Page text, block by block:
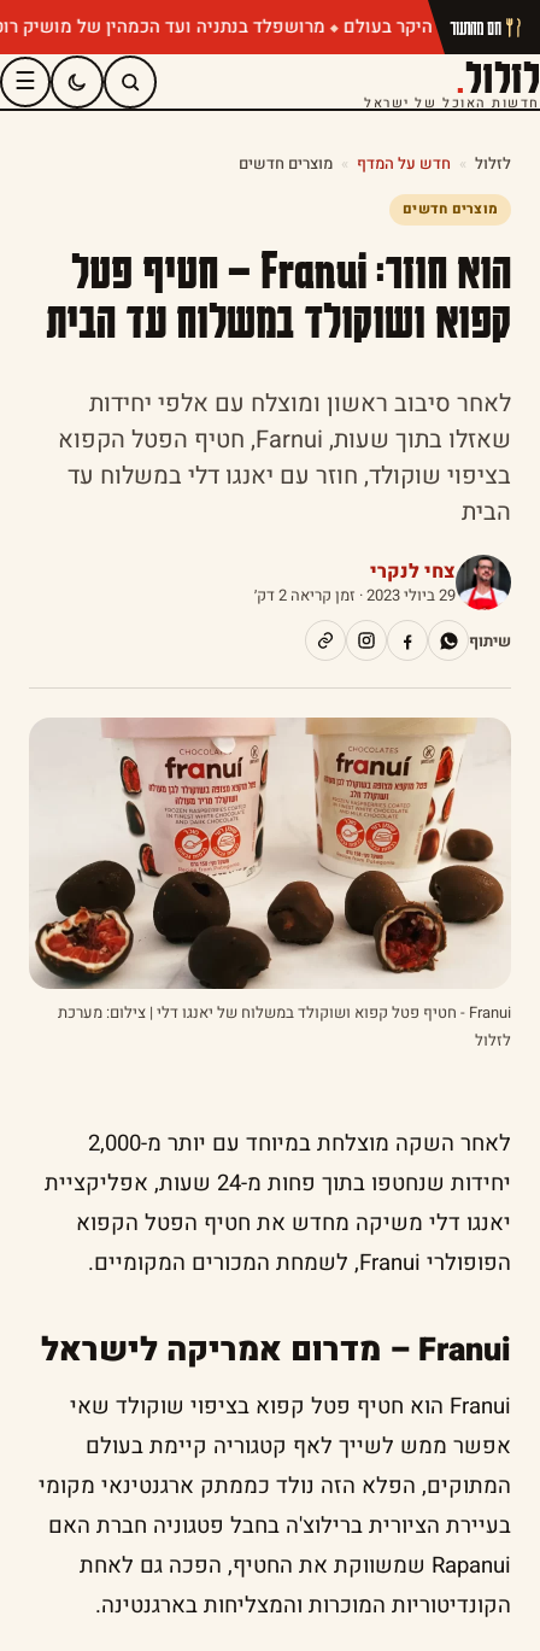
מרושפלד בנתניה ועד הכמהין של מושיק רוט: חם מהתנור
לזלול.
חדשות האוכל של ישראל
☰
לזלול » חדש על המדף » מוצרים חדשים
מוצרים חדשים
הוא חוזר: Franui – חטיף פטל
קפוא ושוקולד במשלוח עד הבית
לאחר סיבוב ראשון ומוצלח עם אלפי יחידות
שאזלו בתוך שעות, Farnui, חטיף הפטל הקפוא
בציפוי שוקולד, חוזר עם יאנגו דלי במשלוח עד
הבית
צחי לנקרי
29 ביולי 2023
· זמן קריאה 2 דק׳
שיתוף
Franui - חטיף פטל קפוא ושוקולד במשלוח של יאנגו דלי | צילום: מערכת
לזלול
לאחר השקה מוצלחת במיוחד עם יותר מ-2,000
יחידות שנחטפו בתוך פחות מ-24 שעות, אפליקציית
יאנגו דלי משיקה מחדש את חטיף הפטל הקפוא
הפופולרי Franui, לשמחת המכורים המקומיים.
Franui – מדרום אמריקה לישראל
Franui הוא חטיף פטל קפוא בציפוי שוקולד שאי
אפשר ממש לשייך לאף קטגוריה קיימת בעולם
המתוקים, הפלא הזה נולד כממתק ארגנטינאי מקומי
בעיירת הציורית ברילוצ'ה בחבל פטגוניה חברת האם
Rapanui שמשווקת את החטיף, הפכה גם לאחת
הקונדיטוריות המוכרות והמצליחות בארגנטינה.